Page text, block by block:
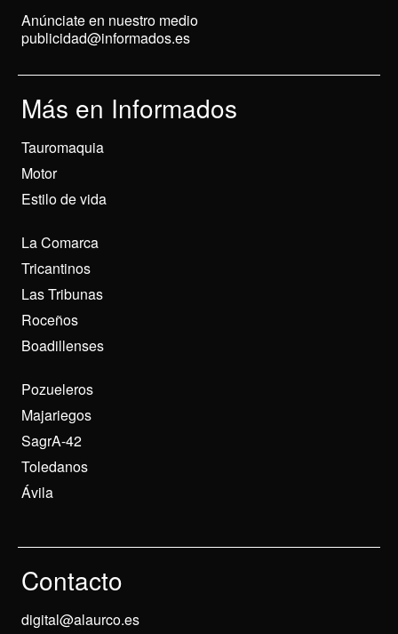
Anúnciate en nuestro medio
publicidad@informados.es
Más en Informados
Tauromaquia
Motor
Estilo de vida
La Comarca
Tricantinos
Las Tribunas
Roceños
Boadillenses
Pozueleros
Majariegos
SagrA-42
Toledanos
Ávila
Contacto
digital@alaurco.es